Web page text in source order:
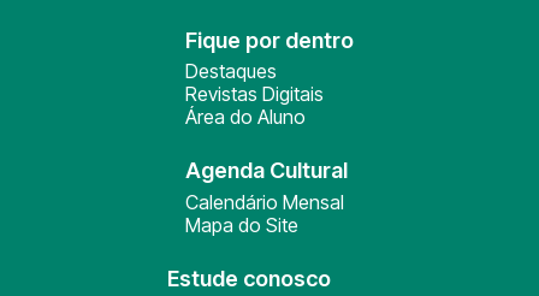
Fique por dentro
Destaques
Revistas Digitais
Área do Aluno
Agenda Cultural
Calendário Mensal
Mapa do Site
Estude conosco